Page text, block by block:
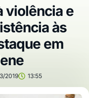
violência e
às
em
2019 13:55